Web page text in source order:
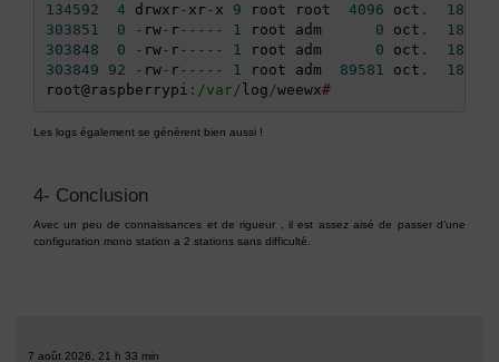
134592
4 drwxr- xr- x 9 root root 4096 oct . 18
303851
0 - rw- r----- 1 root adm 0 oct . 18
303848
0 - rw- r----- 1 root adm 0 oct . 18
303849
92 - rw- r----- 1 root adm 89581 oct . 18
root@raspberrypi : /var/ log /weewx#
Les logs également se génèrent bien aussi !
4- Conclusion
Avec un peu de connaissances et de rigueur , il est assez aisé de passer d’une
configuration mono station a 2 stations sans difficulté.
7 août 2026, 21 h 33 min